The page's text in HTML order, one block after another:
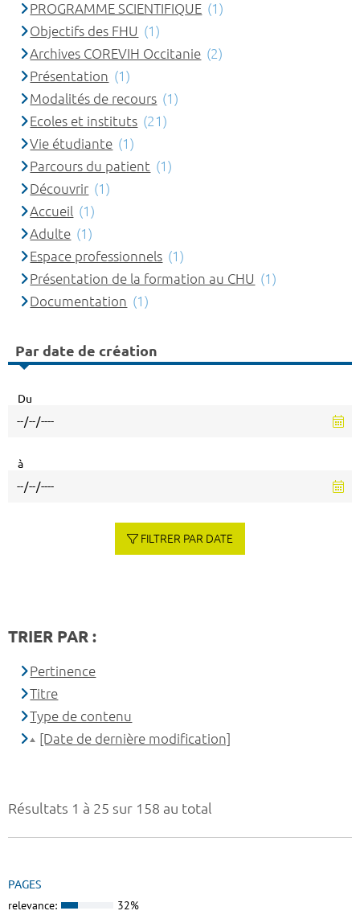
Résultats 1 à 25 sur 158 au total
PAGES
relevance: 32%
PROGRAMME SCIENTIFIQUE (1)
Objectifs des FHU (1)
Archives COREVIH Occitanie (2)
Présentation (1)
Modalités de recours (1)
Ecoles et instituts (21)
Vie étudiante (1)
Parcours du patient (1)
Découvrir (1)
Accueil (1)
Adulte (1)
Espace professionnels (1)
Présentation de la formation au CHU (1)
Documentation (1)
Par date de création
Du
à
FILTRER PAR DATE
TRIER PAR :
Pertinence
Titre
Type de contenu
[Date de dernière modification]